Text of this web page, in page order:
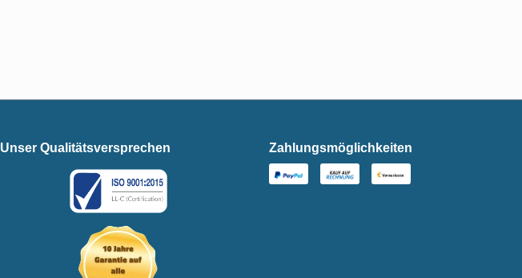
Unser Qualitätsversprechen Zahlungsmöglichkeiten